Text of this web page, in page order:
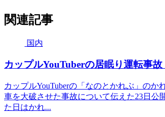
関連記事
国内
カップルYouTuberの居眠り運転事
カップルYouTuberの「なのとかれぶ」のか
車を大破させた事故について伝えた23日公
た日はかれ...